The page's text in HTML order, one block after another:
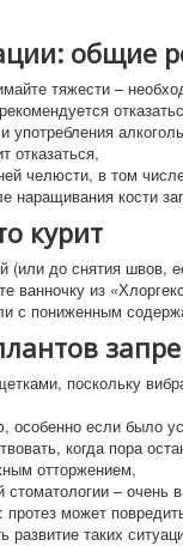
общие
тяжести –
употребления
отказаться,
челюсти, в том
наращивания кости
курит
(или до снятия швов,
ванночку из
с пониженным
поскольку
особенно если было
когда пора
отторжением,
стоматологии –
может
развитие таких